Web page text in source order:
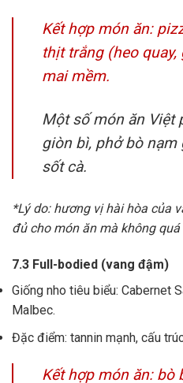
Kết hợp món ăn:
thịt trắng (heo
mai mềm.
Một số món ăn Việt
giòn bì, phở bò nạm
sốt cà.
*Lý do: hương vị hài hòa của
đủ cho món ăn mà không quá
7.3 Full-bodied (vang đậm)
Giống nho tiêu biểu: Cabernet
Malbec.
Đặc điểm: tannin mạnh, cấu
Kết hợp món ăn: bò